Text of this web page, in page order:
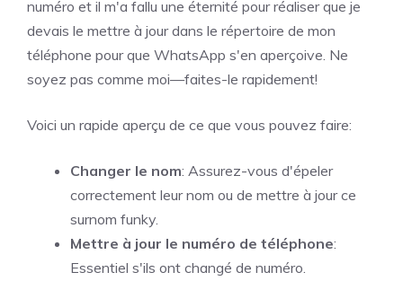
numéro et il m'a fallu une éternité pour réaliser que je
devais le mettre à jour dans le répertoire de mon
téléphone pour que WhatsApp s'en aperçoive. Ne
soyez pas comme moi—faites-le rapidement!
Voici un rapide aperçu de ce que vous pouvez faire:
Changer le nom: Assurez-vous d'épeler
correctement leur nom ou de mettre à jour ce
surnom funky.
Mettre à jour le numéro de téléphone:
Essentiel s'ils ont changé de numéro.